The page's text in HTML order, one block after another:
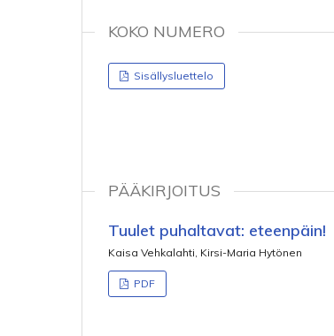
KOKO NUMERO
Sisällysluettelo
PÄÄKIRJOITUS
Tuulet puhaltavat: eteenpäin!
Kaisa Vehkalahti, Kirsi-Maria Hytönen
PDF